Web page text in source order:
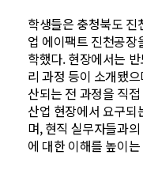
학생들은 충청북도 진
업 에이팩트 진천공장
학했다. 현장에서는
리 과정 등이 소개됐
산되는 전 과정을 직
산업 현장에서 요구되
며, 현직 실무자들과
에 대한 이해를 높이